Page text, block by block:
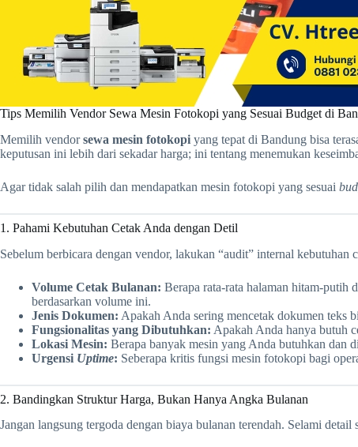
Tips Memilih Vendor Sewa Mesin Fotokopi yang Sesuai Budget di
Memilih vendorsewa mesin fotokopi yang tepat di Bandung bisa
keputusan ini lebih dari sekadar harga; ini tentang menemukan
Agar tidak salah pilih dan mendapatkan mesin fotokopi yang sesuai
1. Pahami Kebutuhan Cetak Anda dengan Detil
Sebelum berbicara dengan vendor, lakukan “audit” internal
Volume Cetak Bulanan: Berapa rata-rata halaman hitam-putih
berdasarkan volume ini.
Jenis Dokumen: Apakah Anda sering mencetak dokumen teks
Fungsionalitas yang Dibutuhkan: Apakah Anda hanya butuh
Lokasi Mesin: Berapa banyak mesin yang Anda butuhkan dan
Urgensi Uptime: Seberapa kritis fungsi mesin fotokopi bagi
2. Bandingkan Struktur Harga, Bukan Hanya Angka Bulanan
Jangan langsung tergoda dengan biaya bulanan terendah. Selami detail